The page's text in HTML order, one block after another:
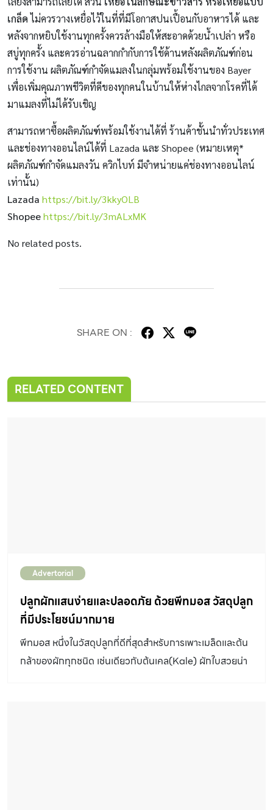
เกล็ดไม่ควรวางเหยื่อไว้ในที่ที่มีโอกาสปนเปื้อนกับอาหารได้ และ
หลังจากหยิบใช้งานทุกครั้งควรล้างมือให้สะอาดด้วยน้ำเปล่า หรือ
สบู่ทุกครั้ง และควรอ่านฉลากกำกับการใช้ด้านหลังผลิตภัณฑ์ก่อน
การใช้งาน ผลิตภัณฑ์กำจัดแมลงในกลุ่มพร้อมใช้งานของ Bayer
เพื่อเพิ่มคุณภาพชีวิตที่ดีของทุกคนในบ้านให้ห่างไกลจากโรคที่ได้
มาแมลงที่ไม่ได้รับเชิญ
สามารถหาซื้อผลิตภัณฑ์พร้อมใช้งานได้ที่ ร้านค้าชั้นนำทั่วประเทศ
และช่องทางออนไลน์ได้ที่ Lazada และ Shopee (หมายเหตุ*
ผลิตภัณฑ์กำจัดแมลงวัน ควิกไบท์ มีจำหน่ายแค่ช่องทางออนไลน์
เท่านั้น)
Lazada https://bit.ly/3kkyOLB
Shopeehttps://bit.ly/3mALxMK
No related posts.
SHARE ON :
RELATED CONTENT
Advertorial
ปลูกผักแสนง่ายและปลอดภัย ด้วยพีทมอส วัสดุปลูก
ที่มีประโยชน์มากมาย
พีทมอส หนึ่งในวัสดุปลูกที่ดีที่สุดสำหรับการเพาะเมล็ดและต้น
กล้าของผักทุกชนิด เช่นเดียวกับต้นเคล(Kale) ผักใบสวยน่า